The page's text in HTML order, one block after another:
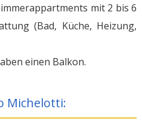
mit 2 bis 6
(Bad, Küche, Heizung,
einen Balkon.
Michelotti: